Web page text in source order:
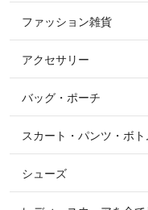
パーカー・トレーナ
ニット・セーター
シャツ・ブラウス・
その他 アウター
ショージャケット
ショーシャツ
ファッション雑貨
すべてのファッション
ソックス
ベルト
アクセサリー
すべてのアクセサリー
リング
ピアス・イヤリング
バッグ・ポーチ
スカート・パンツ・ボト
シューズ